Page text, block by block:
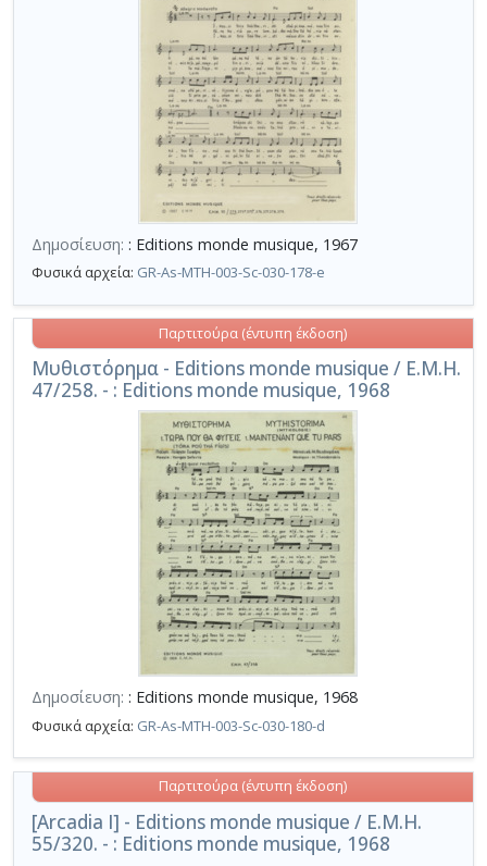
Δημοσίευση: : Editions monde musique, 1967
Φυσικά αρχεία: GR-As-MTH-003-Sc-030-178-e
Μυθιστόρημα - Editions monde musique / E.M.H.
47/258. - : Editions monde musique, 1968
Παρτιτούρα (έντυπη έκδοση)
Δημοσίευση: : Editions monde musique, 1968
Φυσικά αρχεία: GR-As-MTH-003-Sc-030-180-d
[Arcadia I] - Editions monde musique / E.M.H.
55/320. - : Editions monde musique, 1968
Παρτιτούρα (έντυπη έκδοση)